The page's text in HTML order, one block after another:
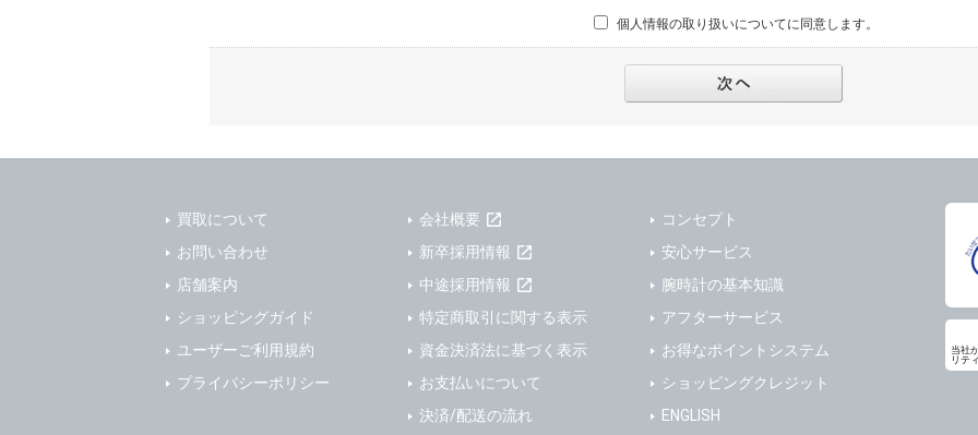
・お問合せへの対応のため
(3)ご本人または公衆の生命、身体又は財産の保護のために必要がある場合であって、本人の同
(4)国の機関若しくは地方公共団体又はその委託を受けた者が法令の定める事務を遂行すること
本人の同意を得ることにより当該事務の遂行に支障を及ぼすおそれがあるとき。
(5)業務を円滑に進めるために、外部業者に個人データの一部又は全部の処理を委託する場合（
４．ご提供の任意性
当社への個人情報の提供はお客様の任意ですが、必要な個人情報をご提供いただけない場合、
ますのでご了承下さい。
個人情報の取り扱いについてに同意します。
買取について
お問い合わせ
店舗案内
ショッピングガイド
ユーザーご利用規約
プライバシーポリシー
会社概要
新卒採用情報
中途採用情報
特定商取引に関する表示
資金決済法に基づく表示
お支払いについて
決済/配送の流れ
コンセプト
安心サービス
腕時計の基本知識
アフターサービス
お得なポイントシステム
ショッピングクレジット
ENGLISH
当社
リテ